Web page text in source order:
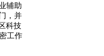
辅助
，并
科技
工作